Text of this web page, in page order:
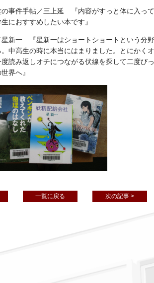
事件手帖／三上延 『内容がすっと体に入っ
におすすめしたい本です』
新一 『星新一はショートショートという分
中高生の時に本当にはまりました。とにかく
読み返しオチにつながる伏線を探して二度び
界へ』
一覧に戻る 次の記事 >